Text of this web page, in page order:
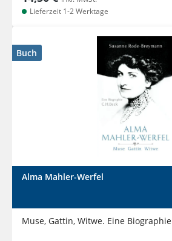
Lieferzeit 1-2 Werktage
Buch
Alma Mahler-Werfel
Muse, Gattin, Witwe. Eine Biographie